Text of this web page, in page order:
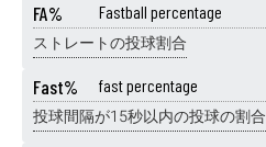
FA% Fastball percentage
ストレートの投球割合
Fast% fast percentage
投球間隔が15秒以内の投球の割合